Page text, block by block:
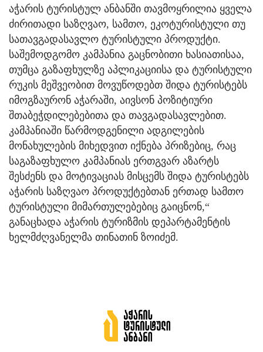
აჭარის ტურისტულ ანბანში თავმოყრილია ყველა
ძირითადი საზღვაო, სამთო, ეკოტურისტული თუ
სათავგადასავლო ტურისტული პროდუქტი.
საშემოდგომო კამპანია გაცნობითი ხასიათისაა,
თუმცა გაზაფხულზე აპლიკაციისა და ტურისტული
რუკის მეშვეობით მოვუწოდებთ შიდა ტურისტებს
იმოგზაურონ აჭარაში, აივსონ პოზიტიური
შთაბეჭდილებებითა და თავგადასავლებით.
კამპანიაში წარმოდგენილი ადგილების
მონახულების მიხედვით იქნება პრიზებიც, რაც
საგაზაფხულო კამპანიას ერთგვარ აზარტს
შესძენს და მოტივაციას მისცემს შიდა ტურისტებს
აჭარის საზღვაო პროდუქტებთან ერთად სამთო
ტურისტული მიმართულებებიც გაიცნონ,“
განაცხადა აჭარის ტურიზმის დეპარტამენტის
ხელმძღვანელმა თინათინ ზოიძემ.